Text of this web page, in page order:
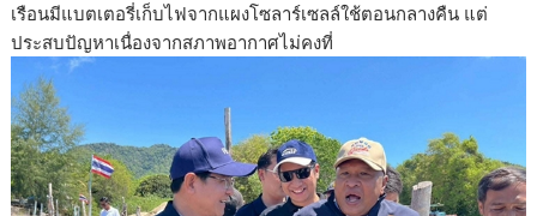
เรือนมีแบตเตอรี่เก็บไฟจากแผงโซลาร์เซลล์ใช้ตอนกลางคืน แต่
ประสบปัญหาเนื่องจากสภาพอากาศไม่คงที่